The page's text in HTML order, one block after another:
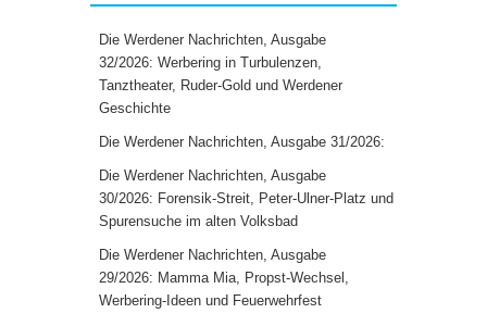
Die Werdener Nachrichten, Ausgabe
32/2026: Werbering in Turbulenzen,
Tanztheater, Ruder-Gold und Werdener
Geschichte
Die Werdener Nachrichten, Ausgabe 31/2026:
Die Werdener Nachrichten, Ausgabe
30/2026: Forensik-Streit, Peter-Ulner-Platz und
Spurensuche im alten Volksbad
Die Werdener Nachrichten, Ausgabe
29/2026: Mamma Mia, Propst-Wechsel,
Werbering-Ideen und Feuerwehrfest